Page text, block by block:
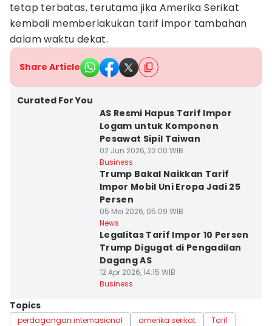
tetap terbatas, terutama jika Amerika Serikat
kembali memberlakukan tarif impor tambahan
dalam waktu dekat.
Share Article
Curated For You
AS Resmi Hapus Tarif Impor
Logam untuk Komponen
Pesawat Sipil Taiwan
02 Jun 2026, 22:00 WIB
Business
Trump Bakal Naikkan Tarif
Impor Mobil Uni Eropa Jadi 25
Persen
05 Mei 2026, 05:09 WIB
News
Legalitas Tarif Impor 10 Persen
Trump Digugat di Pengadilan
Dagang AS
12 Apr 2026, 14:15 WIB
Business
Topics
perdagangan internasional amerika serikat
Tarif